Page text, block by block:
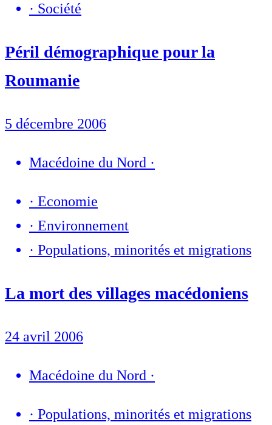
· Société
Péril démographique pour la
Roumanie
5 décembre 2006
Macédoine du Nord ·
· Economie
· Environnement
· Populations, minorités et migrations
La mort des villages macédoniens
24 avril 2006
Macédoine du Nord ·
· Populations, minorités et migrations